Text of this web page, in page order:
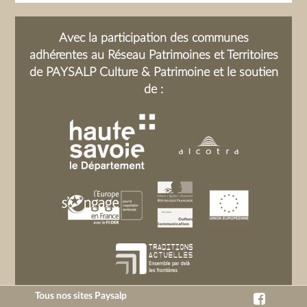
Avec la participation des communes
adhérentes au Réseau Patrimoines et Territoires
de PAYSALP Culture & Patrimoine et le soutien
de :
Tous nos sites Paysalp